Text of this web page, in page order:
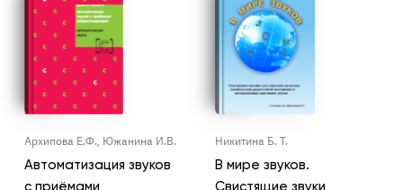
Архипова Е.Ф., Южанина И.В.
Автоматизация звуков
с приёмами
Никитина Б. Т.
В мире звуков.
Свистящие звуки